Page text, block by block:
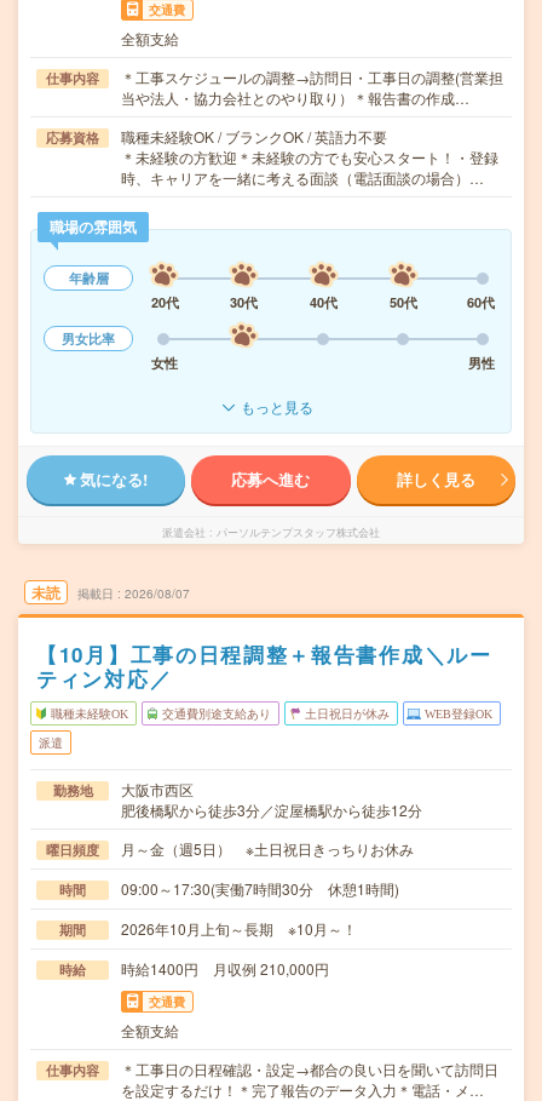
交通費
全額支給
仕事内容
＊工事スケジュールの調整→訪問日・工事日の調整(営業担
当や法人・協力会社とのやり取り）＊報告書の作成…
応募資格
職種未経験OK / ブランクOK / 英語力不要
＊未経験の方歓迎＊未経験の方でも安心スタート！・登録
時、キャリアを一緒に考える面談（電話面談の場合）…
職場の雰囲気
年齢層
20代
30代 40代 50代
60代
男女比率
女性
男性
もっと見る
気になる! 応募へ進む 詳しく見る
派遣会社 パーソルテンプスタッフ株式会社
未読 掲載日 2026/08/07
【10月】工事の日程調整＋報告書作成＼ルー
ティン対応／
職種未経験OK 交通費別途支給あり 土日祝日が休み WEB登録OK
派遣
勤務地
大阪市西区
肥後橋駅から徒歩3分／淀屋橋駅から徒歩12分
曜日頻度 月～金（週5日） ※土日祝日きっちりお休み
時間 09:00～17:30(実働7時間30分 休憩1時間)
期間 2026年10月上旬～長期 ※10月～！
時給 時給1400円 月収例 210,000円
交通費
全額支給
仕事内容
＊工事日の日程確認・設定→都合の良い日を聞いて訪問日
を設定するだけ！＊完了報告のデータ入力＊電話・メ…